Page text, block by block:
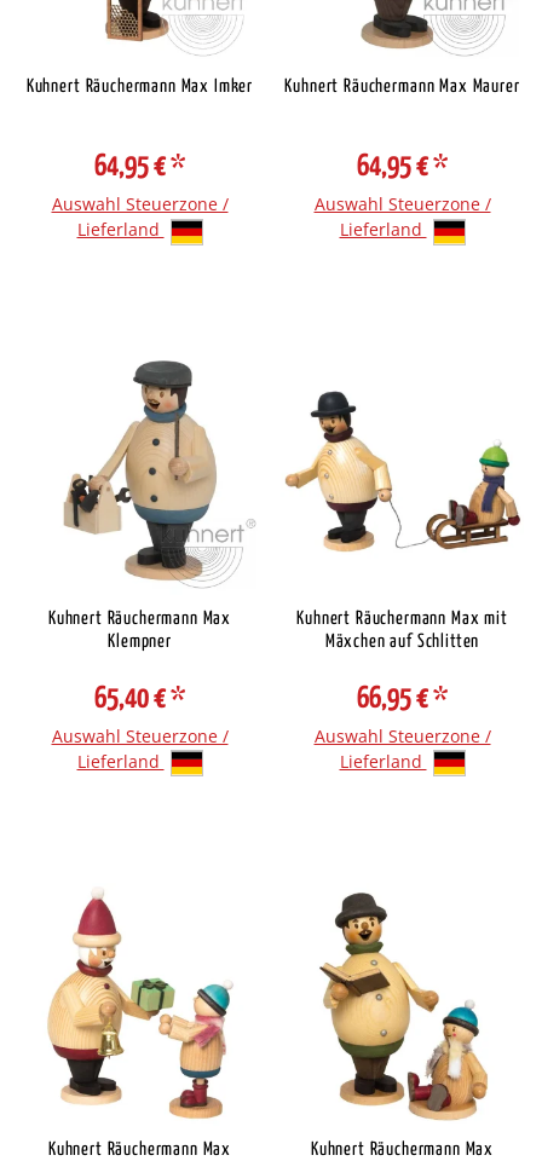
Kuhnert Räuchermann Max Imker
64,95 €*
Auswahl Steuerzone /
Lieferland
Kuhnert Räuchermann Max Maurer
64,95 €*
Auswahl Steuerzone /
Lieferland
Kuhnert Räuchermann Max
Klempner
65,40 €*
Auswahl Steuerzone /
Lieferland
Kuhnert Räuchermann Max mit
Mäxchen auf Schlitten
66,95 €*
Auswahl Steuerzone /
Lieferland
Kuhnert Räuchermann Max Kuhnert Räuchermann Max